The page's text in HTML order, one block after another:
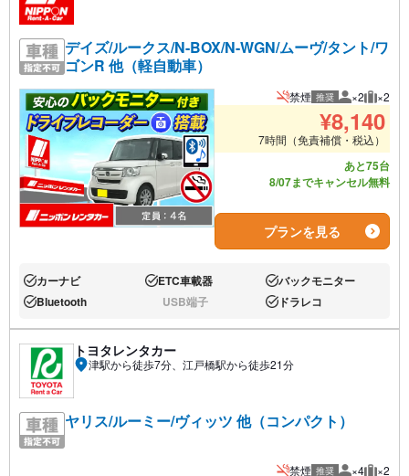
デイズ/ルークス/N-BOX/N-WGN/ムーヴ/タント/ワ
ゴンR 他（軽自動車）
禁煙 推奨 推奨人数
×2 推奨
×2
¥8,140
7時間（免責補償・税込）
あと75台
8/07までキャンセル無料
プランを見る
あり:カーナビ あり:ETC車載器 あり:バックモニター
あり:Bluetooth なし:USB端子 あり:ドラレコ
トヨタレンタカー
津駅から徒歩7分、江戸橋駅から徒歩21分
ヤリス/ルーミー/ヴィッツ 他（コンパクト）
禁煙 推奨 ×4 ×2